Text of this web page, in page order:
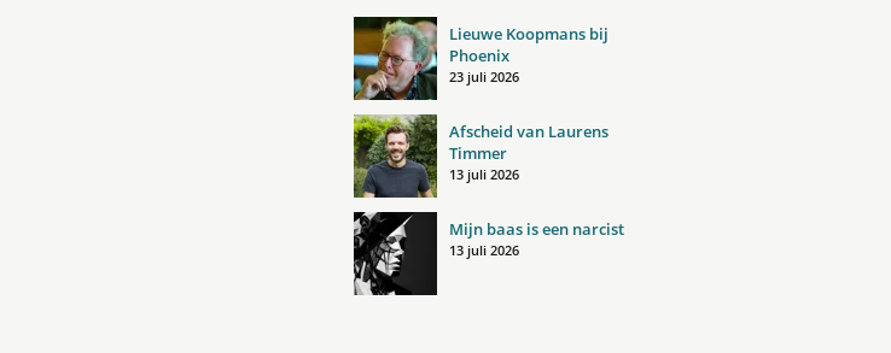
Lieuwe Koopmans bij
Phoenix
23 juli 2026
Afscheid van Laurens
Timmer
13 juli 2026
Mijn baas is een narcist
13 juli 2026